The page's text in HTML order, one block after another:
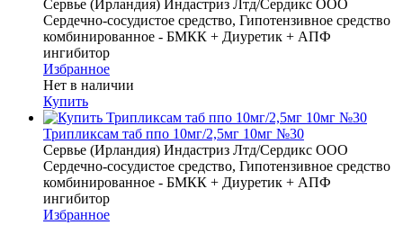
Сервье (Ирландия) Индастриз Лтд/Сердикс ООО
Сердечно-сосудистое средство, Гипотензивное средство
комбинированное - БМКК + Диуретик + АПФ
ингибитор
Избранное
Нет в наличии
Купить
Трипликсам таб ппо 10мг/2,5мг 10мг №30
Сервье (Ирландия) Индастриз Лтд/Сердикс ООО
Сердечно-сосудистое средство, Гипотензивное средство
комбинированное - БМКК + Диуретик + АПФ
ингибитор
Избранное